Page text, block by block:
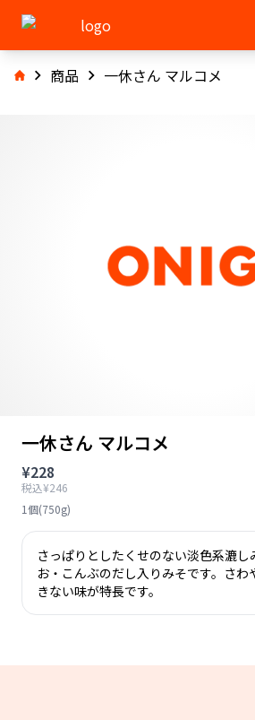
商品 一休さん マルコメ
一休さん マルコメ
¥228
税込¥246
1個(750g)
さっぱりとしたくせのない淡色系漉し
お・こんぶのだし入りみそです。さわ
きない味が特長です。